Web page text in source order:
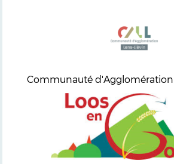
Communauté d'Agglomération